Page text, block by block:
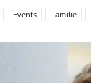
Events Familie